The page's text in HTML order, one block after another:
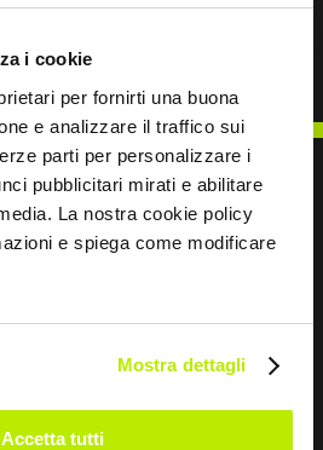
i cookie
per fornirti una buona
e analizzare il traffico sui
parti per personalizzare i
pubblicitari mirati e abilitare
La nostra cookie policy
e spiega come modificare
Mostra dettagli
Accetta tutti
SCRIVICI